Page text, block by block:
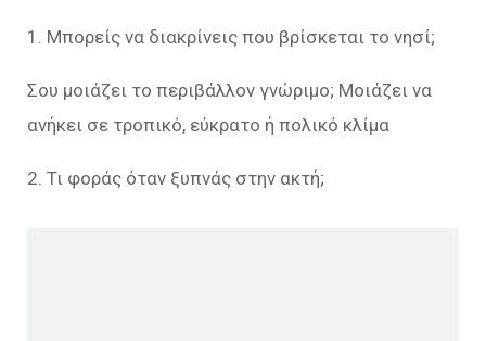
1. Μπορείς να διακρίνεις που βρίσκεται το νησί;
Σου μοιάζει το περιβάλλον γνώριμο; Μοιάζει να
ανήκει σε τροπικό, εύκρατο ή πολικό κλίμα
2. Τι φοράς όταν ξυπνάς στην ακτή;